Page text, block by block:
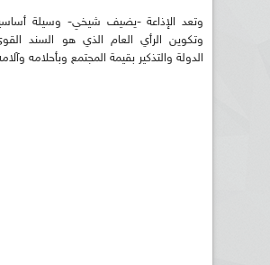
وتعد الإذاعة -يضيف شيخي- وسيلة
وتكوين الرأي العام الذي هو السند
الدولة والتذكير بقيمة المجتمع وبأحلامه